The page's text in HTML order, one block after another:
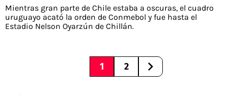
Mientras gran parte de Chile estaba a oscuras, el cuadro
uruguayo acató la orden de Conmebol y fue hasta el
Estadio Nelson Oyarzún de Chillán.
1 2